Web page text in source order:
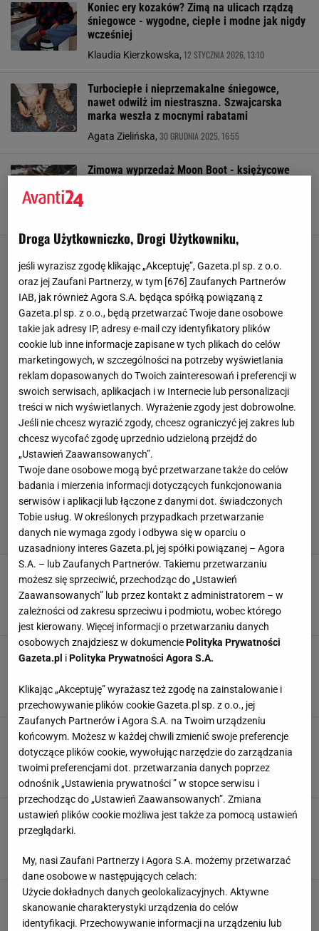
Koniec ery kozaków? Zimą na ulicach rządzą
śniegowce - wygodne, ciepłe i modne jak nigdy
wcześniej
Klaudia Kierzkowska, 12 STYCZNIA 2026, 13:10
Turbociepłe i nieprzemakalne śniegowce,
nawet odwilż im niestraszna. Szwajcarska
marka weszła z mocnymi rabatami
Agata Zielińska, 30 GRUDNIA 2025, 16:55
Zimowa wyprzedaż Moon Boot - księżycowe
Śniegowce z nowymi technologiami wygrywają
z mrozem i wilgocią. Te buty są
bezkonkurencyjne
Klaudia Kierzkowska,17 GRUDNIA 2025, 14:20
Śniegowce polskiej marki robią furorę, zadasz
w nich szyku i w Warszawie i Zakopanem.
Natalia Piwek, 15 GRUDNIA 2025, 10:25
Gigantyczna wyprzedaż Moon Boot - lepszej
okazji, by kupić najcieplejsze na świecie
śniegowce może w tym roku już nie być
Agata Zielińska,9 GRUDNIA 2025, 18:15
Idealne buty na śnieg i pluchę. Mają bieżnik jak
Agata Zielińska,5 GRUDNIA 2025, 16:30
Te śniegowce są cieplejsze niż ogrzewane
skarpety. Polki nie mogą przejść obok nich
obojętnie
Droga Użytkowniczko, Drogi Użytkowniku,
jeśli wyrazisz zgodę klikając „Akceptuję”, Gazeta.pl sp. z o.o.
oraz jej Zaufani Partnerzy, w tym [ 676 ] Zaufanych Partnerów
IAB, jak również Agora S.A. będąca spółką powiązaną z
Gazeta.pl sp. z o.o., będą przetwarzać Twoje dane osobowe
takie jak adresy IP, adresy e-mail czy identyfikatory plików
cookie lub inne informacje zapisane w tych plikach do celów
marketingowych, w szczególności na potrzeby wyświetlania
reklam dopasowanych do Twoich zainteresowań i preferencji w
swoich serwisach, aplikacjach i w Internecie lub personalizacji
treści w nich wyświetlanych. Wyrażenie zgody jest dobrowolne.
Jeśli nie chcesz wyrazić zgody, chcesz ograniczyć jej zakres lub
chcesz wycofać zgodę uprzednio udzieloną przejdź do
„Ustawień Zaawansowanych”.
Twoje dane osobowe mogą być przetwarzane także do celów
badania i mierzenia informacji dotyczących funkcjonowania
serwisów i aplikacji lub łączone z danymi dot. świadczonych
Tobie usług. W określonych przypadkach przetwarzanie
danych nie wymaga zgody i odbywa się w oparciu o
uzasadniony interes Gazeta.pl, jej spółki powiązanej – Agora
S.A. – lub Zaufanych Partnerów. Takiemu przetwarzaniu
możesz się sprzeciwić, przechodząc do „Ustawień
Zaawansowanych” lub przez kontakt z administratorem – w
zależności od zakresu sprzeciwu i podmiotu, wobec którego
jest kierowany. Więcej informacji o przetwarzaniu danych
osobowych znajdziesz w dokumencie Polityka Prywatności
Gazeta.pl i Polityka Prywatności Agora S.A.
Klikając „Akceptuję” wyrażasz też zgodę na zainstalowanie i
przechowywanie plików cookie Gazeta.pl sp. z o.o., jej
Zaufanych Partnerów i Agora S.A. na Twoim urządzeniu
końcowym. Możesz w każdej chwili zmienić swoje preferencje
dotyczące plików cookie, wywołując narzędzie do zarządzania
twoimi preferencjami dot. przetwarzania danych poprzez
odnośnik „Ustawienia prywatności ” w stopce serwisu i
przechodząc do „Ustawień Zaawansowanych”. Zmiana
ustawień plików cookie możliwa jest także za pomocą ustawień
przeglądarki.
My, nasi Zaufani Partnerzy i Agora S.A. możemy przetwarzać
dane osobowe w następujących celach:
Użycie dokładnych danych geolokalizacyjnych. Aktywne
skanowanie charakterystyki urządzenia do celów
identyfikacji. Przechowywanie informacji na urządzeniu lub